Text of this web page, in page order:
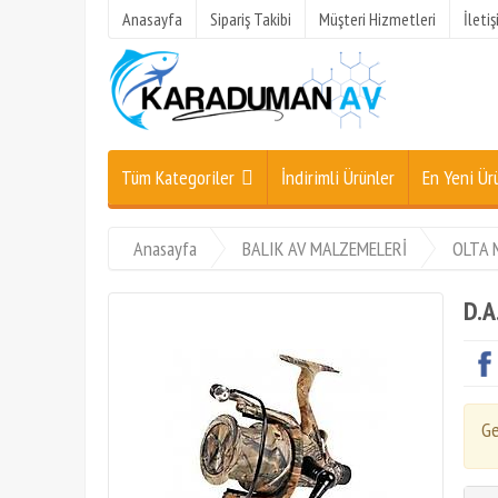
Anasayfa Sipariş Takibi Müşteri Hizmetleri
Tüm Kategoriler İndirimli Ürünler En Yeni
Anasayfa BALIK AV MALZEMELERİ OLTA